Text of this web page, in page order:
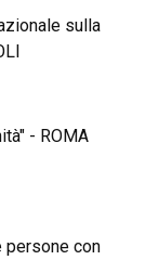
sulla
- ROMA
persone con